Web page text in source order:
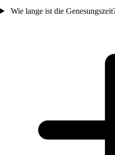
Wie lange ist die